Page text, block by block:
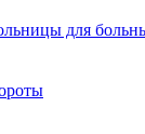
для